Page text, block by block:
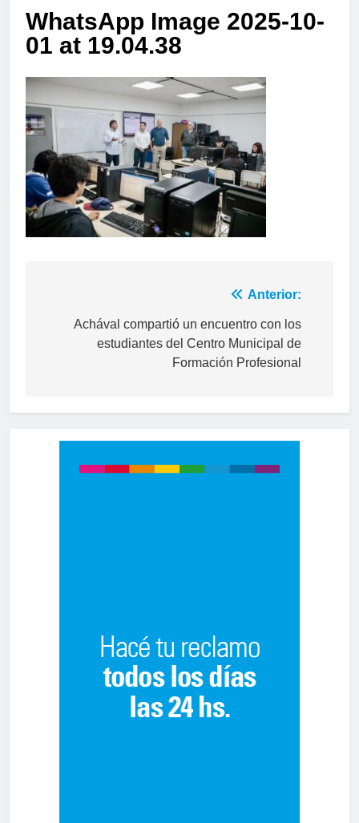
WhatsApp Image 2025-10-
01 at 19.04.38
Anterior:
Achával compartió un encuentro con los
estudiantes del Centro Municipal de
Formación Profesional